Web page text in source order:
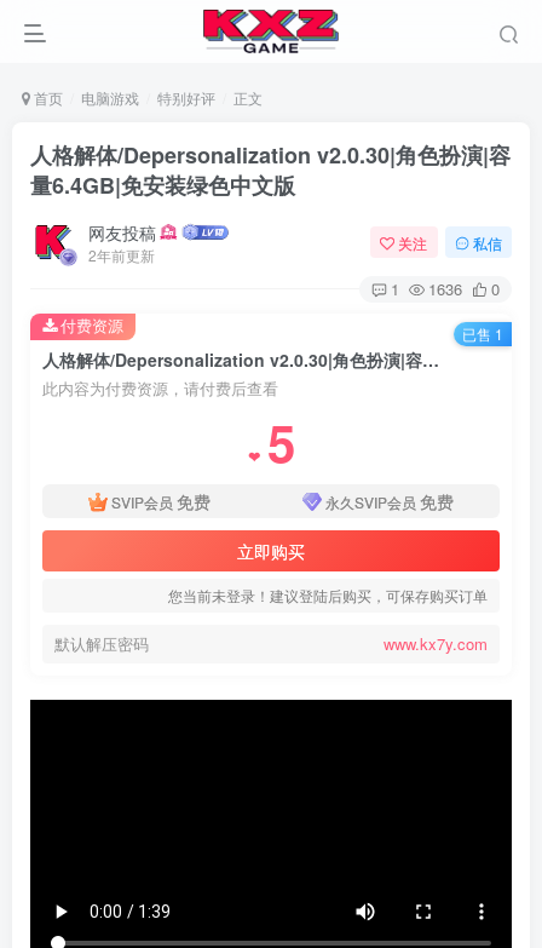
首页 电脑游戏 特别好评 正文
人格解体/Depersonalization v2.0.30|角色扮演|容
量6.4GB|免安装绿色中文版
网友投稿
2年前更新
关注 私信
1 1636 0
人格解体/Depersonalization v2.0.30|角色扮演|容量6.4GB|免安装绿色中文版
此内容为付费资源，请付费后查看
❤ 5
SVIP会员 免费 永久SVIP会员 免费
立即购买
您当前未登录！建议登陆后购买，可保存购买订单
默认解压密码 www.kx7y.com
付费资源 已售 1